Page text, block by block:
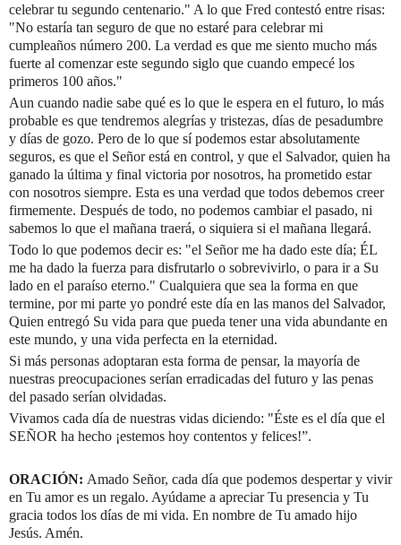
celebrar tu segundo centenario." A lo que Fred contestó entre risas:
"No estaría tan seguro de que no estaré para celebrar mi
cumpleaños número 200. La verdad es que me siento mucho más
fuerte al comenzar este segundo siglo que cuando empecé los
primeros 100 años."
Aun cuando nadie sabe qué es lo que le espera en el futuro, lo más
probable es que tendremos alegrías y tristezas, días de pesadumbre
y días de gozo. Pero de lo que sí podemos estar absolutamente
seguros, es que el Señor está en control, y que el Salvador, quien ha
ganado la última y final victoria por nosotros, ha prometido estar
con nosotros siempre. Esta es una verdad que todos debemos creer
firmemente. Después de todo, no podemos cambiar el pasado, ni
sabemos lo que el mañana traerá, o siquiera si el mañana llegará.
Todo lo que podemos decir es: "el Señor me ha dado este día; ÉL
me ha dado la fuerza para disfrutarlo o sobrevivirlo, o para ir a Su
lado en el paraíso eterno." Cualquiera que sea la forma en que
termine, por mi parte yo pondré este día en las manos del Salvador,
Quien entregó Su vida para que pueda tener una vida abundante en
este mundo, y una vida perfecta en la eternidad.
Si más personas adoptaran esta forma de pensar, la mayoría de
nuestras preocupaciones serían erradicadas del futuro y las penas
del pasado serían olvidadas.
Vivamos cada día de nuestras vidas diciendo: "Éste es el día que el
SEÑOR ha hecho ¡estemos hoy contentos y felices!”.
ORACIÓN: Amado Señor, cada día que podemos despertar y vivir
en Tu amor es un regalo. Ayúdame a apreciar Tu presencia y Tu
gracia todos los días de mi vida. En nombre de Tu amado hijo
Jesús. Amén.